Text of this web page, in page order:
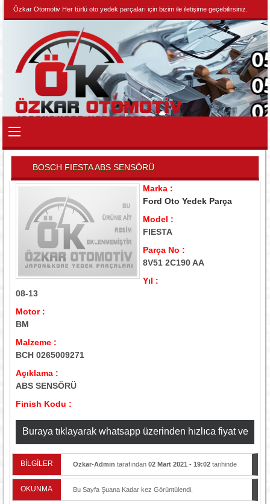
Özkar Otomotiv Her türlü oto yedek parçaları için bizim ile iletişime geçebilirsiniz.
BOSCH FIESTA ABS SENSÖRÜ
Marka :
Ford Oto Yedek Parça
Model :
FIESTA
Parça No :
8V51 2C190 AA
Yıl :
08-13
Motor :
BM
Malzeme :
BCH 0265009271
Açıklama :
ABS SENSÖRÜ
Finish Kodu :
Buraya tıklayarak whatsapp üzerinden hızlıca fiyat ve
stok bilgisi alabilirsiniz
BİLGİLER Ozkar-Admin tarafından 02 Mart 2021 - 19:02tarihinde
OKUNMA Bu Sayfa Şuana Kadar kez Görüntülendi.